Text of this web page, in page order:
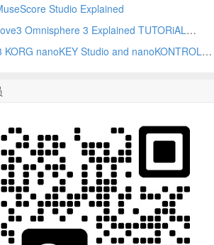
Studio Explained
大气合成器教程 Groove3 Omnisphere 3 Explained TUTORiAL
合成器教程 Groove3 KORG nanoKEY Studio and nanoKONTROL Studio Explained